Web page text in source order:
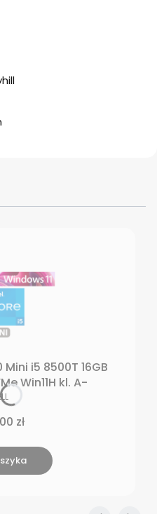
i5 8500T 16GB
Win11H kl. A-
zł